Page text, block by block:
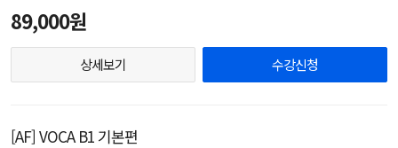
89,000원
상세보기 수강신청
[AF] VOCA B1 기본편